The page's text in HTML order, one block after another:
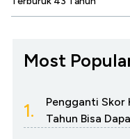
Most
1.
Pengganti Skor
Tahun Bisa